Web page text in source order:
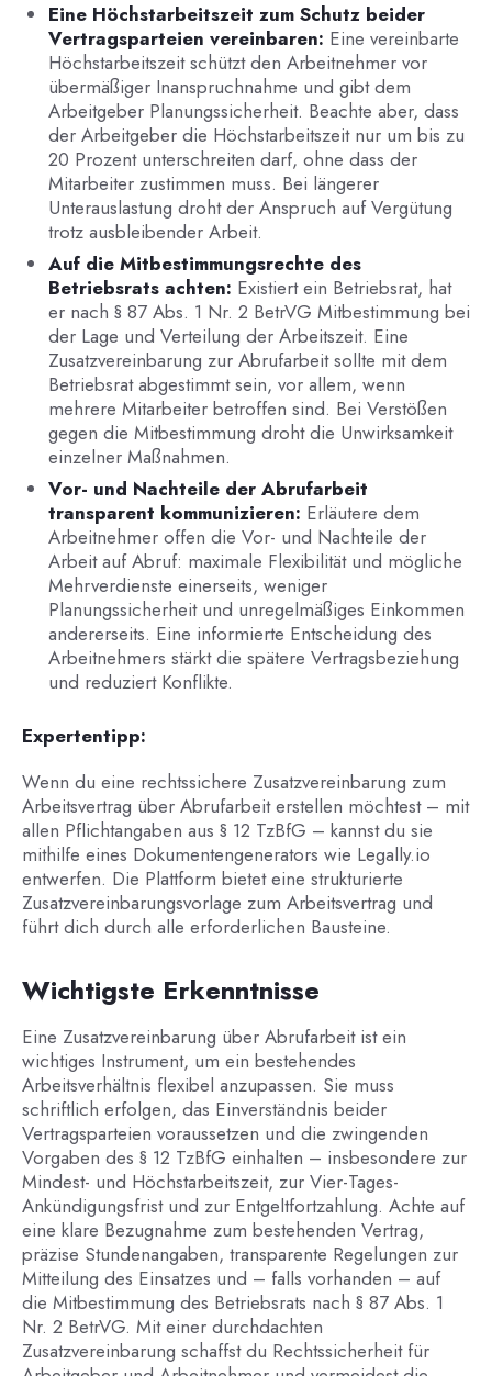
Eine Höchstarbeitszeit zum Schutz beider
Vertragsparteien vereinbaren: Eine vereinbarte
Höchstarbeitszeit schützt den Arbeitnehmer vor
übermäßiger Inanspruchnahme und gibt dem
Arbeitgeber Planungssicherheit. Beachte aber, dass
der Arbeitgeber die Höchstarbeitszeit nur um bis zu
20 Prozent unterschreiten darf, ohne dass der
Mitarbeiter zustimmen muss. Bei längerer
Unterauslastung droht der Anspruch auf Vergütung
trotz ausbleibender Arbeit.
Auf die Mitbestimmungsrechte des
Betriebsrats achten: Existiert ein Betriebsrat, hat
er nach § 87 Abs. 1 Nr. 2 BetrVG Mitbestimmung bei
der Lage und Verteilung der Arbeitszeit. Eine
Zusatzvereinbarung zur Abrufarbeit sollte mit dem
Betriebsrat abgestimmt sein, vor allem, wenn
mehrere Mitarbeiter betroffen sind. Bei Verstößen
gegen die Mitbestimmung droht die Unwirksamkeit
einzelner Maßnahmen.
Vor- und Nachteile der Abrufarbeit
transparent kommunizieren: Erläutere dem
Arbeitnehmer offen die Vor- und Nachteile der
Arbeit auf Abruf: maximale Flexibilität und mögliche
Mehrverdienste einerseits, weniger
Planungssicherheit und unregelmäßiges Einkommen
andererseits. Eine informierte Entscheidung des
Arbeitnehmers stärkt die spätere Vertragsbeziehung
und reduziert Konflikte.
Expertentipp:
Wenn du eine rechtssichere Zusatzvereinbarung zum
Arbeitsvertrag über Abrufarbeit erstellen möchtest – mit
allen Pflichtangaben aus § 12 TzBfG – kannst du sie
mithilfe eines Dokumentengenerators wie Legally.io
entwerfen. Die Plattform bietet eine strukturierte
Zusatzvereinbarungsvorlage zum Arbeitsvertrag und
führt dich durch alle erforderlichen Bausteine.
Wichtigste Erkenntnisse
Eine Zusatzvereinbarung über Abrufarbeit ist ein
wichtiges Instrument, um ein bestehendes
Arbeitsverhältnis flexibel anzupassen. Sie muss
schriftlich erfolgen, das Einverständnis beider
Vertragsparteien voraussetzen und die zwingenden
Vorgaben des § 12 TzBfG einhalten – insbesondere zur
Mindest- und Höchstarbeitszeit, zur Vier-Tages-
Ankündigungsfrist und zur Entgeltfortzahlung. Achte auf
eine klare Bezugnahme zum bestehenden Vertrag,
präzise Stundenangaben, transparente Regelungen zur
Mitteilung des Einsatzes und – falls vorhanden – auf
die Mitbestimmung des Betriebsrats nach § 87 Abs. 1
Nr. 2 BetrVG. Mit einer durchdachten
Zusatzvereinbarung schaffst du Rechtssicherheit für